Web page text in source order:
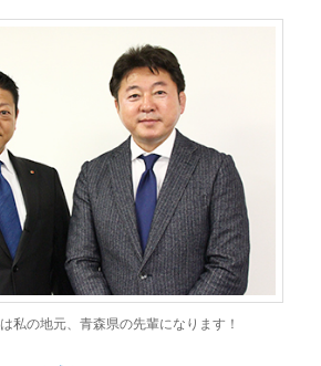
私の地元、青森県の先輩になります！